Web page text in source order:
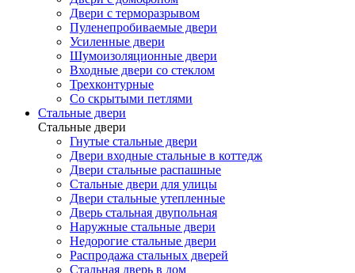
Двери с терморазрывом
Пуленепробиваемые двери
Усиленные двери
Шумоизоляционные двери
Входные двери со стеклом
Трехконтурные
Со скрытыми петлями
Стальные двери
Стальные двери
Гнутые стальные двери
Двери входные стальные в коттедж
Двери стальные распашные
Стальные двери для улицы
Двери стальные утепленные
Дверь стальная двупольная
Наружные стальные двери
Недорогие стальные двери
Распродажа стальных дверей
Стальная дверь в дом